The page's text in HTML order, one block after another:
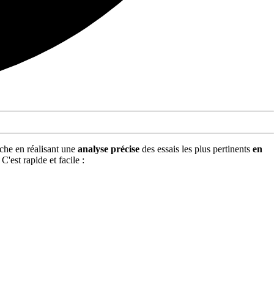
en réalisant une analyse précise des essais les plus pertinents en
C'est rapide et facile :